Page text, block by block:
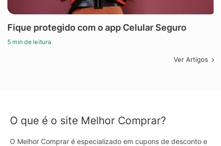
Fique protegido com o app Celular Seguro
5 min de leitura
Ver Artigos
O que é o site Melhor Comprar?
O Melhor Comprar é especializado em cupons de desconto e